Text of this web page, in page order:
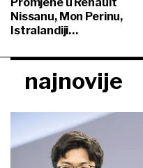
Nissanu, Mon Perinu,
Istralandiji…
najnovije